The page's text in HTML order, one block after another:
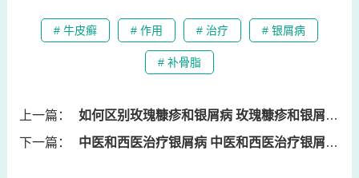
# 牛皮癣 # 作用 # 治疗 # 银屑病
# 补骨脂
上一篇：
如何区别玫瑰糠疹和银屑病 玫瑰糠疹和银屑病的区别图片
下一篇：
中医和西医治疗银屑病 中医和西医治疗银屑病的区别导语